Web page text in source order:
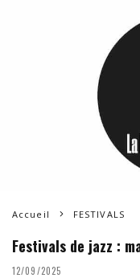
Accueil FESTIVALS
Festivals de jazz :
12/09/2025